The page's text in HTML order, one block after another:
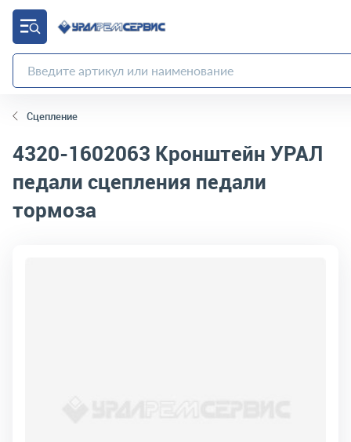
Сцепление
4320-1602063 Кронштейн УРАЛ
педали сцепления педали
тормоза